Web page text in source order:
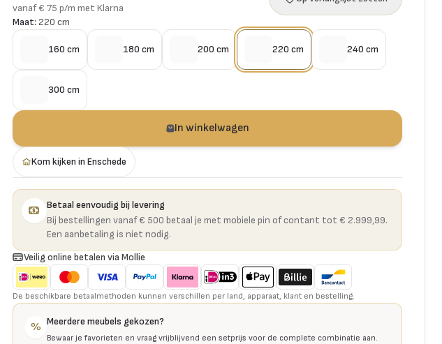
vanaf € 75 p/m met Klarna
Maat: 220 cm
160 cm 180 cm 200 cm 220 cm 240 cm
300 cm
In winkelwagen
Kom kijken in Enschede
Betaal eenvoudig bij levering
Bij bestellingen vanaf € 500 betaal je met mobiele pin of contant tot € 2.999,99.
Een aanbetaling is niet nodig.
Veilig online betalen via Mollie
De beschikbare betaalmethoden kunnen verschillen per land, apparaat, klant en bestelling.
% Meerdere meubels gekozen?
Bewaar je favorieten en vraag vrijblijvend een setprijs voor de complete combinatie aan.